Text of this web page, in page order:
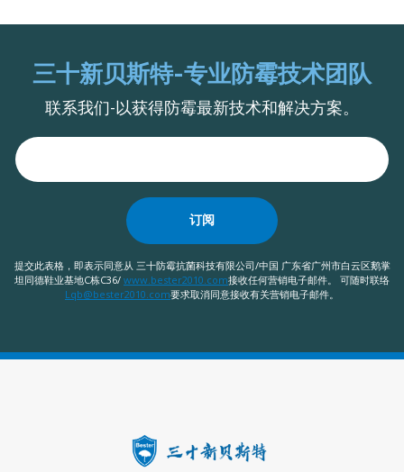
三十新贝斯特-专业防霉技术团队
联系我们-以获得防霉最新技术和解决方案。
订阅
提交此表格，即表示同意从 三十防霉抗菌科技有限公司/中国 广东省广州市白云区鹅掌
坦同德鞋业基地C栋C36/ www.bester2010.com接收任何营销电子邮件。 可随时联络
Lqb@bester2010.com要求取消同意接收有关营销电子邮件。